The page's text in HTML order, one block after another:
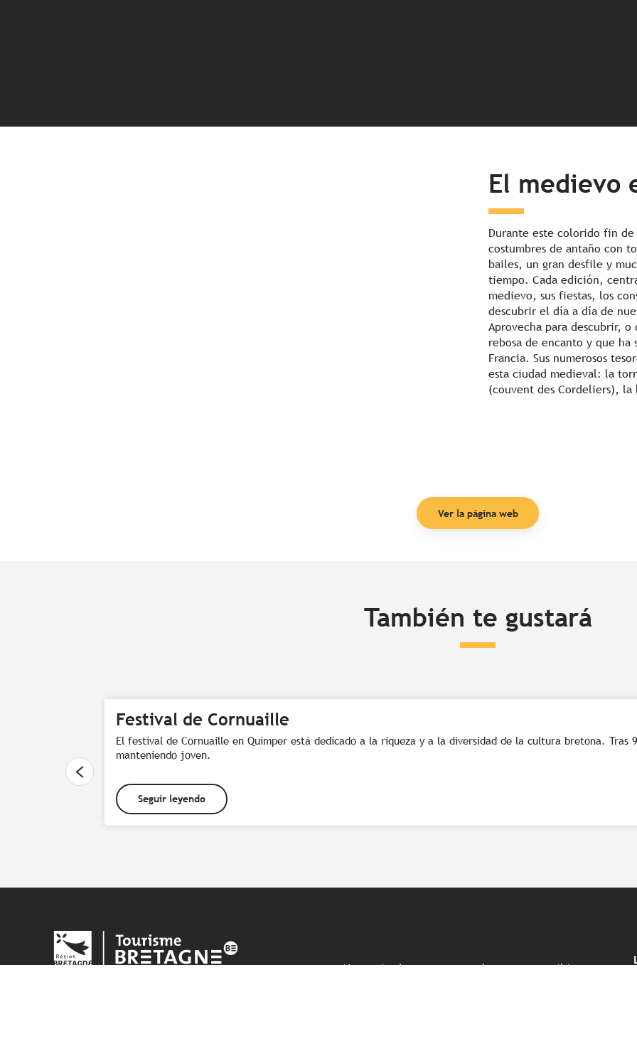
El medievo
Durante este colorido fin de
costumbres de antaño con
bailes, un gran desfile y
tiempo. Cada edición,
medievo, sus fiestas, los
descubrir el día a día de
Aprovecha para descubrir,
rebosa de encanto y que ha
Francia. Sus numerosos
esta ciudad medieval: la
(couvent des Cordeliers), la
Ver la página web
También te gustará
Festival de Cornuaille
El festival de Cornuaille en Quimper está dedicado a la riqueza y a la diversidad de la cultura bretona. Tras
manteniendo joven.
Seguir leyendo
No te pierdas nuestra newsletter para recibir